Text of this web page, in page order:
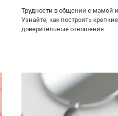
Трудности в общении с мамой
Узнайте, как построить
доверительные отношения